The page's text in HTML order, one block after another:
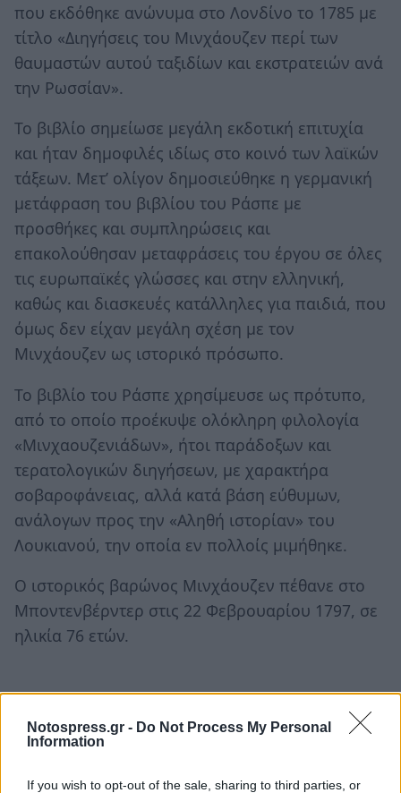
Notospress.gr - Do Not Process My Personal
Information
If you wish to opt-out of the sale, sharing to third parties, or
που εκδόθηκε ανώνυμα στο Λονδίνο το 1785 με
τίτλο «Διηγήσεις του Μινχάουζεν περί των
θαυμαστών αυτού ταξιδίων και εκστρατειών ανά
την Ρωσσίαν».
Το βιβλίο σημείωσε μεγάλη εκδοτική επιτυχία
και ήταν δημοφιλές ιδίως στο κοινό των λαϊκών
τάξεων. Μετ’ ολίγον δημοσιεύθηκε η γερμανική
μετάφραση του βιβλίου του Ράσπε με
προσθήκες και συμπληρώσεις και
επακολούθησαν μεταφράσεις του έργου σε όλες
τις ευρωπαϊκές γλώσσες και στην ελληνική,
καθώς και διασκευές κατάλληλες για παιδιά, που
όμως δεν είχαν μεγάλη σχέση με τον
Μινχάουζεν ως ιστορικό πρόσωπο.
Το βιβλίο του Ράσπε χρησίμευσε ως πρότυπο,
από το οποίο προέκυψε ολόκληρη φιλολογία
«Μινχαουζενιάδων», ήτοι παράδοξων και
τερατολογικών διηγήσεων, με χαρακτήρα
σοβαροφάνειας, αλλά κατά βάση εύθυμων,
ανάλογων προς την «Αληθή ιστορίαν» του
Λουκιανού, την οποία εν πολλοίς μιμήθηκε.
Ο ιστορικός βαρώνος Μινχάουζεν πέθανε στο
Μποντενβέρντερ στις 22 Φεβρουαρίου 1797, σε
ηλικία 76 ετών.
Πηγή:SanSimera.gr
Ακολουθήστε το